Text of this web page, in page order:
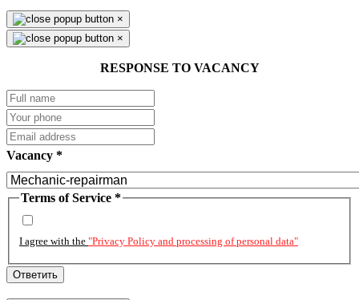
×
×
RESPONSE TO VACANCY
Vacancy *
Terms of Service *
I agree with the "Privacy Policy and processing of personal data"
Ответить